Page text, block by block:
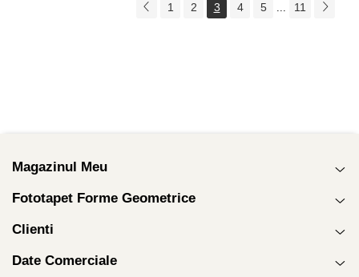
1 2 3 4 5 ... 11
Magazinul Meu
Fototapet Forme Geometrice
Clienti
Date Comerciale